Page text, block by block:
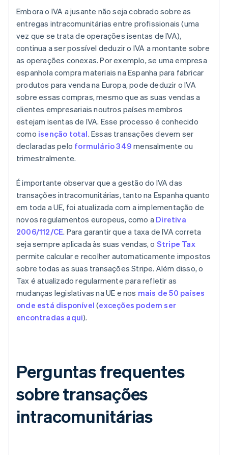
Embora o IVA a jusante não seja cobrado sobre as
entregas intracomunitárias entre profissionais (uma
vez que se trata de operações isentas de IVA),
continua a ser possível deduzir o IVA a montante sobre
as operações conexas. Por exemplo, se uma empresa
espanhola compra materiais na Espanha para fabricar
produtos para venda na Europa, pode deduzir o IVA
sobre essas compras, mesmo que as suas vendas a
clientes empresariais noutros países membros
estejam isentas de IVA. Esse processo é conhecido
como isenção total. Essas transações devem ser
declaradas pelo formulário 349 mensalmente ou
trimestralmente.
É importante observar que a gestão do IVA das
transações intracomunitárias, tanto na Espanha quanto
em toda a UE, foi atualizada com a implementação de
novos regulamentos europeus, como a Diretiva
2006/112/CE. Para garantir que a taxa de IVA correta
seja sempre aplicada às suas vendas, o Stripe Tax
permite calcular e recolher automaticamente impostos
sobre todas as suas transações Stripe. Além disso, o
Tax é atualizado regularmente para refletir as
mudanças legislativas na UE e nos mais de 50 países
onde está disponível (exceções podem ser
encontradas aqui).
Perguntas frequentes
sobre transações
intracomunitárias